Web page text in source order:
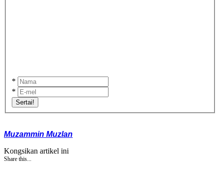
*
*
Sertai!
Muzammin Muzlan
Kongsikan artikel ini
Share this...